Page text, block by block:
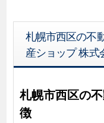
札幌市西区の不
産ショップ 株式
札幌市西区の
徴